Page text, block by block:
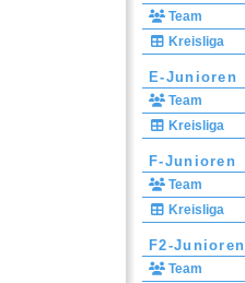
Team
Kreisliga
E-Junioren
Team
Kreisliga
F-Junioren
Team
Kreisliga
F2-Junioren
Team